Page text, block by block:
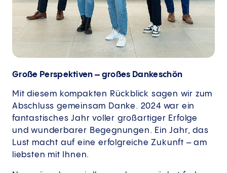
Große Perspektiven – großes Dankeschön
Mit diesem kompakten Rückblick sagen wir zum
Abschluss gemeinsam Danke. 2024 war ein
fantastisches Jahr voller großartiger Erfolge
und wunderbarer Begegnungen. Ein Jahr, das
Lust macht auf eine erfolgreiche Zukunft – am
liebsten mit Ihnen.